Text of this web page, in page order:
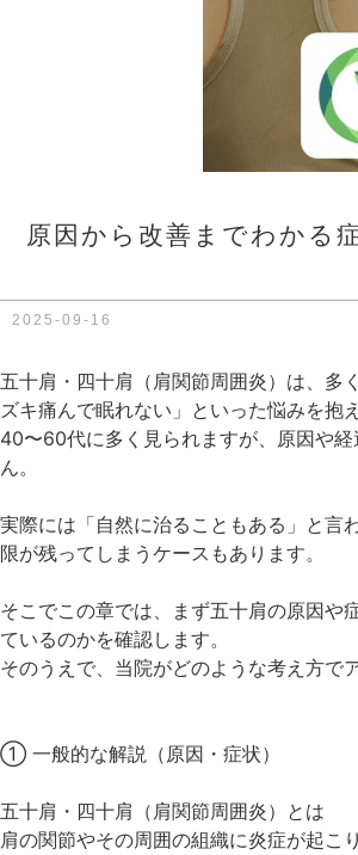
原因から改善までわかる
2025-09-16
五十肩・四十肩（肩関節周囲炎）は、多
ズキ痛んで眠れない」といった悩みを抱
40〜60代に多く見られますが、原因や
ん。
実際には「自然に治ることもある」と言
限が残ってしまうケースもあります。
そこでこの章では、まず五十肩の原因や
ているのかを確認します。
そのうえで、当院がどのような考え方で
① 一般的な解説（原因・症状）
五十肩・四十肩（肩関節周囲炎）とは
肩の関節やその周囲の組織に炎症が起こ